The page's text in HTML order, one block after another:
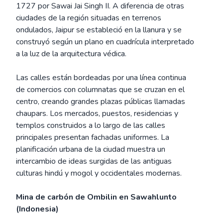
1727 por Sawai Jai Singh II. A diferencia de otras
ciudades de la región situadas en terrenos
ondulados, Jaipur se estableció en la llanura y se
construyó según un plano en cuadrícula interpretado
a la luz de la arquitectura védica.
Las calles están bordeadas por una línea continua
de comercios con columnatas que se cruzan en el
centro, creando grandes plazas públicas llamadas
chaupars. Los mercados, puestos, residencias y
templos construidos a lo largo de las calles
principales presentan fachadas uniformes. La
planificación urbana de la ciudad muestra un
intercambio de ideas surgidas de las antiguas
culturas hindú y mogol y occidentales modernas.
Mina de carbón de Ombilin en Sawahlunto
(Indonesia)